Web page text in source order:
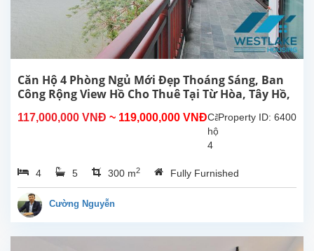
phố
Từ
Hoa,
Tây
Hà
Nội.
hộ
này
ở
Căn Hộ 4 Phòng Ngủ Mới Đẹp Thoáng Sáng, Ban
Công Rộng View Hồ Cho Thuê Tại Từ Hòa, Tây Hồ,
117,000,000 VNĐ ~ 119,000,000 VNĐ Property ID: 6400
Căn
hộ
4
ngủ
đẹp,
4 5 300 m2 Fully Furnished
Cường Nguyễn